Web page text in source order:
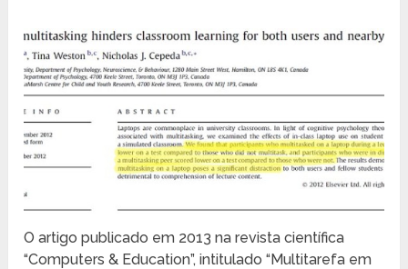
O artigo publicado em 2013 na revista científica
“Computers & Education”, intitulado “Multitarefa em